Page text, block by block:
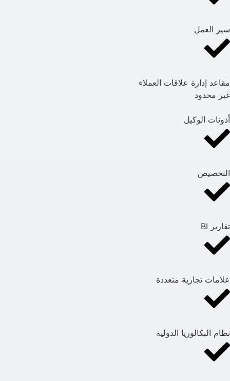
سير العمل
مقاعد إدارة علاقات العملاء
غير محدود
أذونات الوكيل
التخصيص
تقارير BI
علامات تجارية متعددة
نظام البكالوريا الدولية